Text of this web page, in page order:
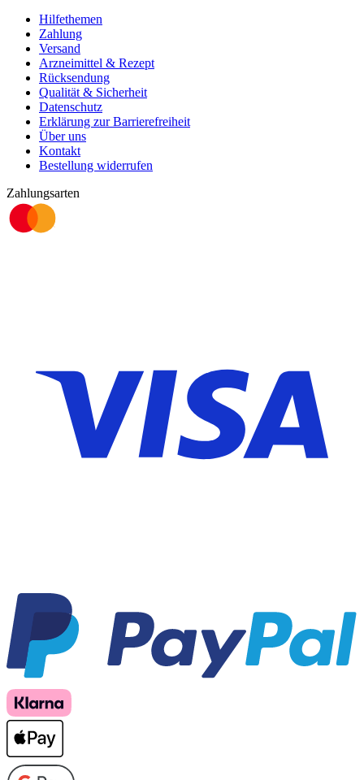
Hilfethemen
Zahlung
Versand
Arzneimittel & Rezept
Rücksendung
Qualität & Sicherheit
Datenschutz
Erklärung zur Barrierefreiheit
Über uns
Kontakt
Bestellung widerrufen
Zahlungsarten